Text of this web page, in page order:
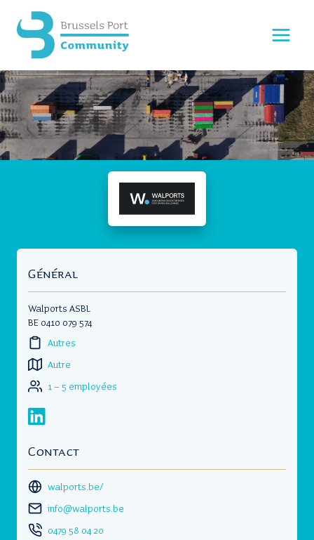
contenu
Général
Walports ASBL
BE 0410 079 574
Autres
Autre
1 – 5 employées
Contact
walports.be/
info@walports.be
0479 58 04 20